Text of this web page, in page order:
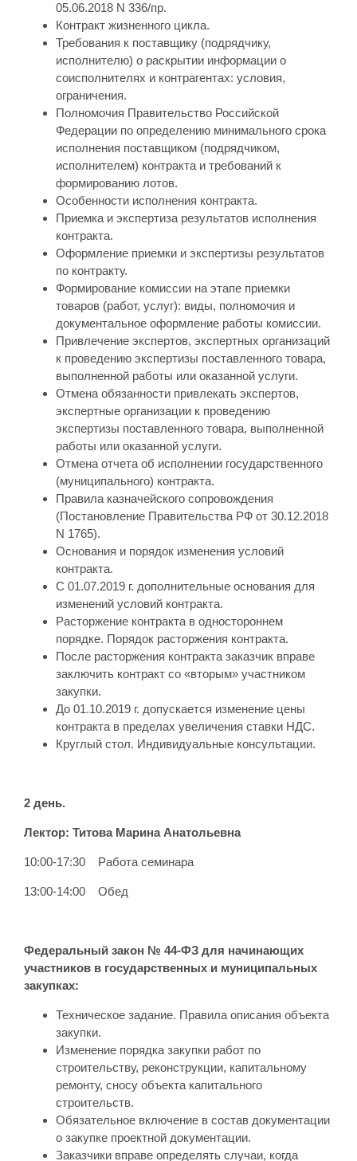
05.06.2018 N 336/пр.
Контракт жизненного цикла.
Требования к поставщику (подрядчику,
исполнителю) о раскрытии информации о
соисполнителях и контрагентах: условия,
ограничения.
Полномочия Правительство Российской
Федерации по определению минимального срока
исполнения поставщиком (подрядчиком,
исполнителем) контракта и требований к
формированию лотов.
Особенности исполнения контракта.
Приемка и экспертиза результатов исполнения
контракта.
Оформление приемки и экспертизы результатов
по контракту.
Формирование комиссии на этапе приемки
товаров (работ, услуг): виды, полномочия и
документальное оформление работы комиссии.
Привлечение экспертов, экспертных организаций
к проведению экспертизы поставленного товара,
выполненной работы или оказанной услуги.
Отмена обязанности привлекать экспертов,
экспертные организации к проведению
экспертизы поставленного товара, выполненной
работы или оказанной услуги.
Отмена отчета об исполнении государственного
(муниципального) контракта.
Правила казначейского сопровождения
(Постановление Правительства РФ от 30.12.2018
N 1765).
Основания и порядок изменения условий
контракта.
С 01.07.2019 г. дополнительные основания для
изменений условий контракта.
Расторжение контракта в одностороннем
порядке. Порядок расторжения контракта.
После расторжения контракта заказчик вправе
заключить контракт со «вторым» участником
закупки.
До 01.10.2019 г. допускается изменение цены
контракта в пределах увеличения ставки НДС.
Круглый стол. Индивидуальные консультации.
2 день.
Лектор: Титова Марина Анатольевна
10:00-17:30 Работа семинара
13:00-14:00 Обед
Федеральный закон № 44-ФЗ для начинающих
участников в государственных и муниципальных
закупках:
Техническое задание. Правила описания объекта
закупки.
Изменение порядка закупки работ по
строительству, реконструкции, капитальному
ремонту, сносу объекта капитального
строительств.
Обязательное включение в состав документации
о закупке проектной документации.
Заказчики вправе определять случаи, когда